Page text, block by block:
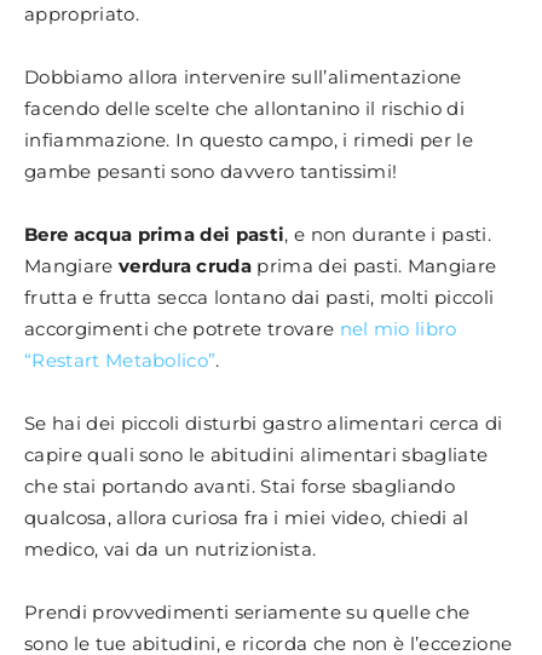
appropriato.
Dobbiamo allora intervenire sull’alimentazione
facendo delle scelte che allontanino il rischio di
infiammazione. In questo campo, i rimedi per le
gambe pesanti sono davvero tantissimi!
Bere acqua prima dei pasti, e non durante i pasti.
Mangiare verdura cruda prima dei pasti. Mangiare
frutta e frutta secca lontano dai pasti, molti piccoli
accorgimenti che potrete trovare nel mio libro
“Restart Metabolico”.
Se hai dei piccoli disturbi gastro alimentari cerca di
capire quali sono le abitudini alimentari sbagliate
che stai portando avanti. Stai forse sbagliando
qualcosa, allora curiosa fra i miei video, chiedi al
medico, vai da un nutrizionista.
Prendi provvedimenti seriamente su quelle che
sono le tue abitudini, e ricorda che non è l’eccezione